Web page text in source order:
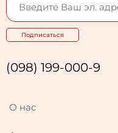
Подписаться
(098) 199-000-9
О нас